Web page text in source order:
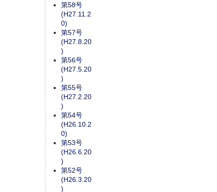
第58号
(H27.11.2
0)
第57号
(H27.8.20
)
第56号
(H27.5.20
)
第55号
(H27.2.20
)
第54号
(H26.10.2
0)
第53号
(H26.6.20
)
第52号
(H26.3.20
)